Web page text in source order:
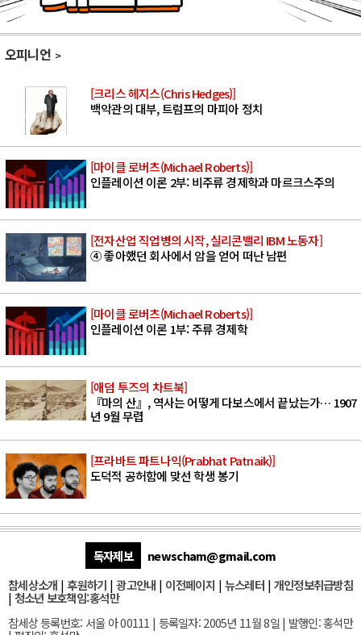
오피니언
[크리스 헤지스(Chris Hedges)]
백악관의 대부, 트럼프의 마피아 정치
[마이클 로버츠(Michael Roberts)]
인플레이션 이론 2부: 비주류 경제학과 마르크스주의
[전자산업 직업병의 시작, 실리콘밸리 IBM 노동자]
④ 좋아했던 회사에서 암을 얻어 떠난 남편
[마이클 로버츠(Michael Roberts)]
인플레이션 이론 1부: 주류 경제학
[애덤 투즈의 차트북]
『마의 산』, 역사는 어떻게 다보스에서 끝났는가… 1907
년 9월 무렵
[프라바트 파트나익(Prabhat Patnaik)]
도덕적 공허함에 맞선 학생 봉기
독자제보
newscham@gmail.com
참세상소개 | 후원하기 |광고안내 | 이전페이지 | 뉴스레터| 개인정보취급방침
| 청소년 보호책임:홍석만
참세상 등록번호: 서울 아 00111 | 등록일자: 2005년 11월 8일 | 발행인: 홍석만